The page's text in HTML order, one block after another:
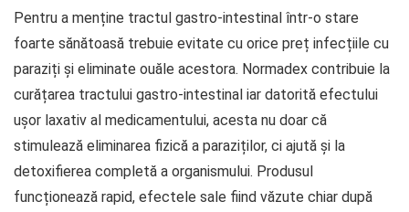
Pentru a menține tractul gastro-intestinal într-o stare
foarte sănătoasă trebuie evitate cu orice preț infecțiile cu
paraziți și eliminate ouăle acestora. Normadex contribuie la
curățarea tractului gastro-intestinal iar datorită efectului
ușor laxativ al medicamentului, acesta nu doar că
stimulează eliminarea fizică a paraziților, ci ajută și la
detoxifierea completă a organismului. Produsul
funcționează rapid, efectele sale fiind văzute chiar după